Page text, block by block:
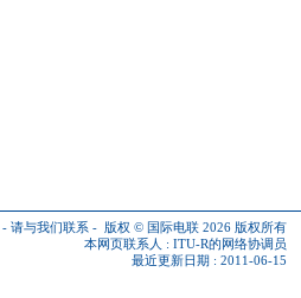
- 请与我们联系 - 版权 © 国际电联 2026 版权所有
本网页联系人 : ITU-R的网络协调员
最近更新日期 : 2011-06-15